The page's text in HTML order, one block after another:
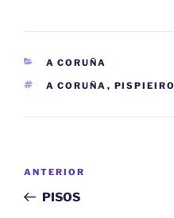
CATEGORÍAS
A CORUÑA
ETIQUETAS
A CORUÑA , PISPIEIRO
entradas
Entrada
anterior:
ANTERIOR
PISOS